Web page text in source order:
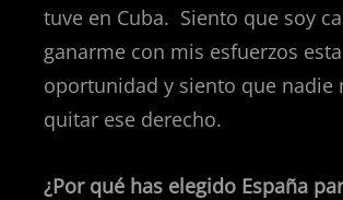
tuve en Cuba. Siento que soy
ganarme con mis esfuerzos esta
oportunidad y siento que nadie
quitar ese derecho.
¿Por qué has elegido España